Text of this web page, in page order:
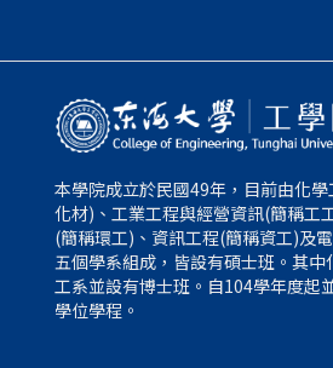
本學院成立於民國49年，目前由化
化材)、工業工程與經營資訊(簡稱工
(簡稱環工)、資訊工程(簡稱資工)及
五個學系組成，皆設有碩士班。其
工系並設有博士班。自104學年度起
學位學程。